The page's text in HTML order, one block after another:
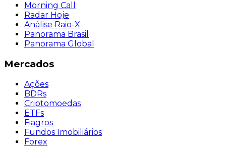
Morning Call
Radar Hoje
Análise Raio-X
Panorama Brasil
Panorama Global
Mercados
Ações
BDRs
Criptomoedas
ETFs
Fiagros
Fundos Imobiliários
Forex